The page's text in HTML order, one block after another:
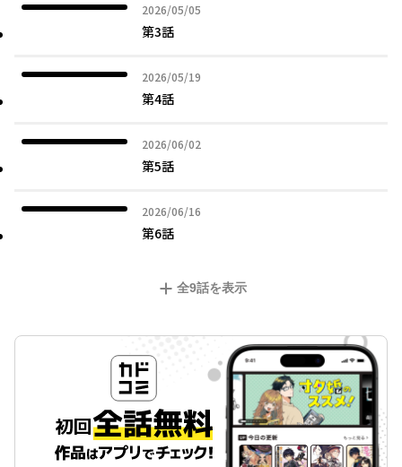
2026/05/05
2026年05月05日
第3話
2026/05/19
2026年05月19日
第4話
2026/06/02
2026年06月02日
第5話
2026/06/16
2026年06月16日
第6話
全9話を表示